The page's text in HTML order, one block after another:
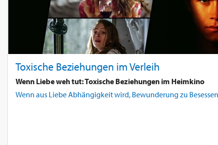
Toxische Beziehungen im Verleih
Wenn Liebe weh tut: Toxische Beziehungen im Heimkino
Wenn aus Liebe Abhängigkeit wird, Bewunderung zu